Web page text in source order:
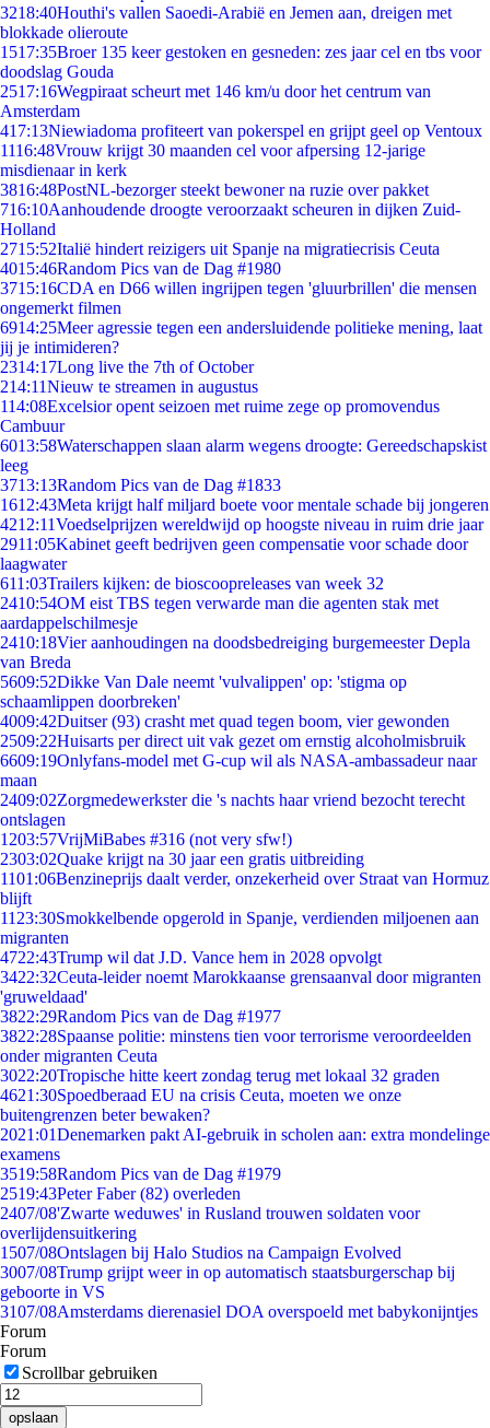
3218:40Houthi's vallen Saoedi-Arabië en Jemen aan, dreigen met
blokkade olieroute
1517:35Broer 135 keer gestoken en gesneden: zes jaar cel en tbs voor
doodslag Gouda
2517:16Wegpiraat scheurt met 146 km/u door het centrum van
Amsterdam
417:13Niewiadoma profiteert van pokerspel en grijpt geel op Ventoux
1116:48Vrouw krijgt 30 maanden cel voor afpersing 12-jarige
misdienaar in kerk
3816:48PostNL-bezorger steekt bewoner na ruzie over pakket
716:10Aanhoudende droogte veroorzaakt scheuren in dijken Zuid-
Holland
2715:52Italië hindert reizigers uit Spanje na migratiecrisis Ceuta
4015:46Random Pics van de Dag #1980
3715:16CDA en D66 willen ingrijpen tegen 'gluurbrillen' die mensen
ongemerkt filmen
6914:25Meer agressie tegen een andersluidende politieke mening, laat
jij je intimideren?
2314:17Long live the 7th of October
214:11Nieuw te streamen in augustus
114:08Excelsior opent seizoen met ruime zege op promovendus
Cambuur
6013:58Waterschappen slaan alarm wegens droogte: Gereedschapskist
leeg
3713:13Random Pics van de Dag #1833
1612:43Meta krijgt half miljard boete voor mentale schade bij jongeren
4212:11Voedselprijzen wereldwijd op hoogste niveau in ruim drie jaar
2911:05Kabinet geeft bedrijven geen compensatie voor schade door
laagwater
611:03Trailers kijken: de bioscoopreleases van week 32
2410:54OM eist TBS tegen verwarde man die agenten stak met
aardappelschilmesje
2410:18Vier aanhoudingen na doodsbedreiging burgemeester Depla
van Breda
5609:52Dikke Van Dale neemt 'vulvalippen' op: 'stigma op
schaamlippen doorbreken'
4009:42Duitser (93) crasht met quad tegen boom, vier gewonden
2509:22Huisarts per direct uit vak gezet om ernstig alcoholmisbruik
6609:19Onlyfans-model met G-cup wil als NASA-ambassadeur naar
maan
2409:02Zorgmedewerkster die 's nachts haar vriend bezocht terecht
ontslagen
1203:57VrijMiBabes #316 (not very sfw!)
2303:02Quake krijgt na 30 jaar een gratis uitbreiding
1101:06Benzineprijs daalt verder, onzekerheid over Straat van Hormuz
blijft
11 23:30Smokkelbende opgerold in Spanje, verdienden miljoenen aan
migranten
4722:43Trump wil dat J.D. Vance hem in 2028 opvolgt
3422:32Ceuta-leider noemt Marokkaanse grensaanval door migranten
'gruweldaad'
3822:29Random Pics van de Dag #1977
3822:28Spaanse politie: minstens tien voor terrorisme veroordeelden
onder migranten Ceuta
3022:20Tropische hitte keert zondag terug met lokaal 32 graden
4621:30Spoedberaad EU na crisis Ceuta, moeten we onze
buitengrenzen beter bewaken?
2021:01Denemarken pakt AI-gebruik in scholen aan: extra mondelinge
examens
3519:58Random Pics van de Dag #1979
2519:43Peter Faber (82) overleden
2407/08'Zwarte weduwes' in Rusland trouwen soldaten voor
overlijdensuitkering
1507/08Ontslagen bij Halo Studios na Campaign Evolved
3007/08Trump grijpt weer in op automatisch staatsburgerschap bij
geboorte in VS
3107/08Amsterdams dierenasiel DOA overspoeld met babykonijntjes
Forum
Forum
Scrollbar gebruiken
opslaan